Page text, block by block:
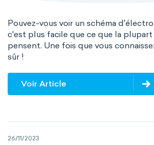
Pouvez-vous voir un schéma
c'est plus facile que ce que la plupart
pensent. Une fois que vous
sûr !
Voir Article
26/11/2023